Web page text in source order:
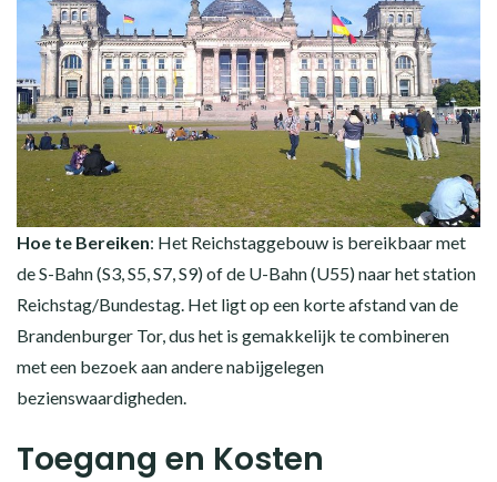
Hoe te Bereiken: Het Reichstaggebouw is bereikbaar met
de S-Bahn (S3, S5, S7, S9) of de U-Bahn (U55) naar het station
Reichstag/Bundestag. Het ligt op een korte afstand van de
Brandenburger Tor, dus het is gemakkelijk te combineren
met een bezoek aan andere nabijgelegen
bezienswaardigheden.
Toegang en Kosten